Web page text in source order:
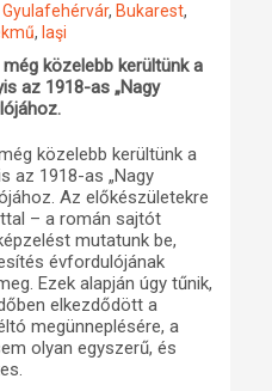
Gyulafehérvár, Bukarest,
, Iaşi
közelebb kerültünk a
az 1918-as „Nagy
közelebb kerültünk a
az 1918-as „Nagy
Az előkészületekre
– a román sajtót
mutatunk be,
évfordulójának
Ezek alapján úgy tűnik,
elkezdődött a
megünneplésére, a
olyan egyszerű, és